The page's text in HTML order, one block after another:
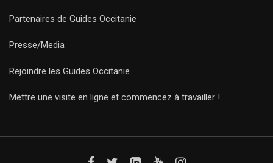
Partenaires de Guides Occitanie
Presse/Media
Rejoindre les Guides Occitanie
Mettre une visite en ligne et commencez à travailler !